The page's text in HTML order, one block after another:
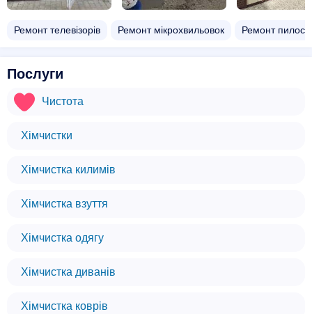
Ремонт телевізорів Ремонт мікрохвильовок Ремонт
Послуги
Чистота
Хімчистки
Хімчистка килимів
Хімчистка взуття
Хімчистка одягу
Хімчистка диванів
Хімчистка коврів